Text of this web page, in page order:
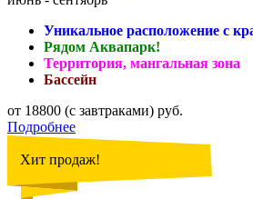
Уникальное расположение с
Рядом Аквапарк!
Территория, мангальная зона
Бассейн
от 18800 (с завтраками) руб.
Подробнее
Хит продаж!